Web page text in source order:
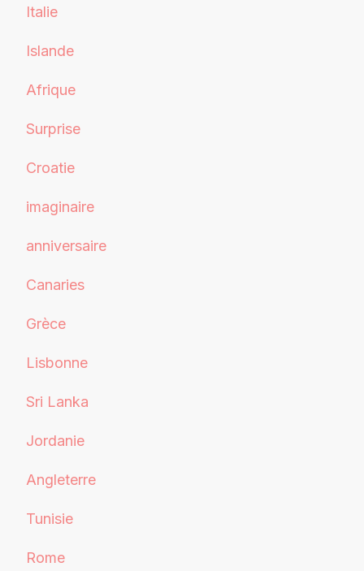
Italie
Islande
Afrique
Surprise
Croatie
imaginaire
anniversaire
Canaries
Grèce
Lisbonne
Sri Lanka
Jordanie
Angleterre
Tunisie
Rome